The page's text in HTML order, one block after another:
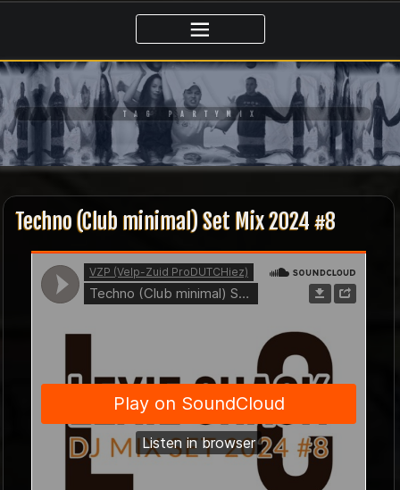
de
inhoud
TAG PARTYMIX
Techno (Club minimal) Set Mix 2024 #8